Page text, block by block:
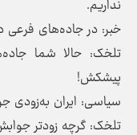
نداریم.
خبر: در جاده‌های
تلخک: حالا شما
پیشکش!
سیاسی: ایران به‌زودی
تلخک: گرچه زودتر